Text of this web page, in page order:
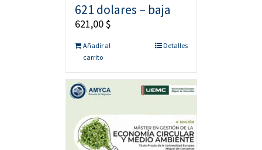
621 dolares – baja
621,00$
Añadir al
carrito
Detalles